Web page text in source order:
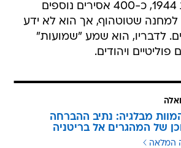
בין יוני ליולי בשנת 1944, כ-400 אסירים נוספים
למחנה שטוטהוף, אך הוא לא ידע
לדבריו, הוא שמע "שמועות"
ויהודים.
מבלגיה: נתיב ההברחה
של המהגרים אל בריטניה
המלאה